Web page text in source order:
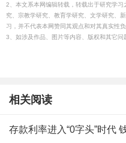
2、本文系本网编辑转载，转载出于研究学
究、宗教学研究、教育学研究、文学研究、
习，并不代表本网赞同其观点和对其真实性负
3、如涉及作品、图片等内容、版权和其它问
相关阅读
存款利率进入“0字头”时代